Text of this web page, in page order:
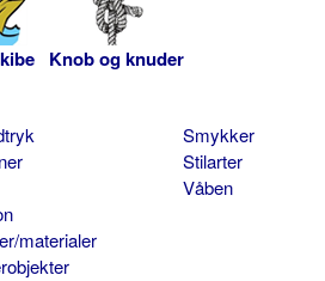
Knob og knuder
materialer
Smykker
Stilarter
Våben